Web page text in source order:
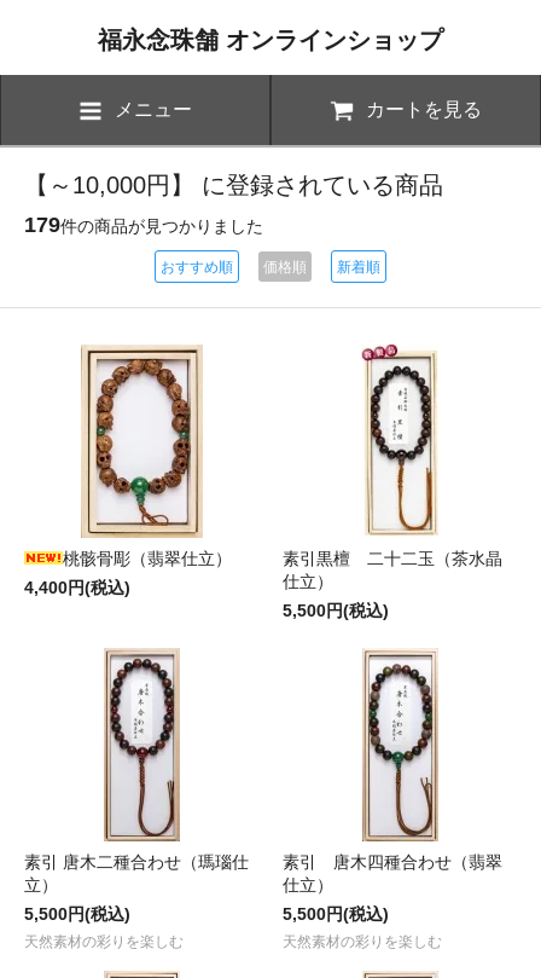
福永念珠舗 オンラインショップ
メニュー カートを見る
【～10,000円】 に登録されている商品
179件の商品が見つかりました
おすすめ順 価格順 新着順
桃骸骨彫（翡翠仕立）
4,400円(税込)
素引黒檀 二十二玉（茶水晶
仕立）
5,500円(税込)
素引 唐木二種合わせ（瑪瑙仕
立）
5,500円(税込)
天然素材の彩りを楽しむ
素引 唐木四種合わせ（翡翠
仕立）
5,500円(税込)
天然素材の彩りを楽しむ